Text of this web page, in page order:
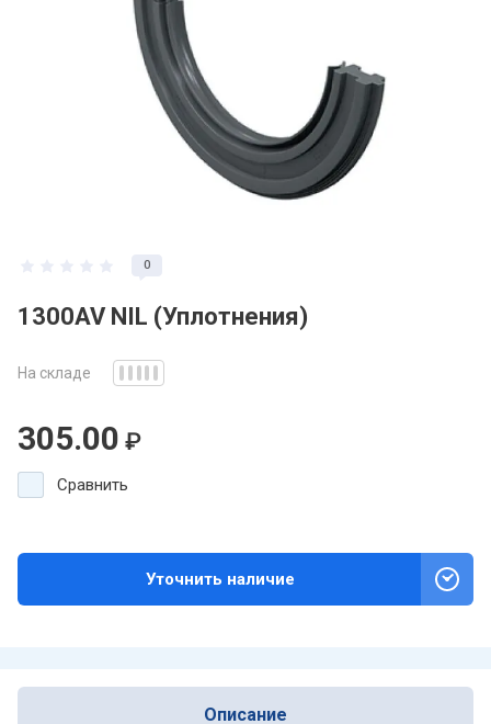
0
1300AV NIL (Уплотнения)
На складе
305.00 ₽
Сравнить
Уточнить наличие
Описание